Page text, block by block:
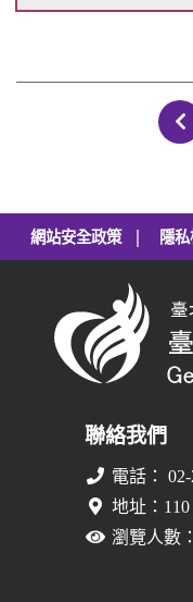
網站安全政策 | 隱
聯絡我們
電話：
地址：
瀏覽人數